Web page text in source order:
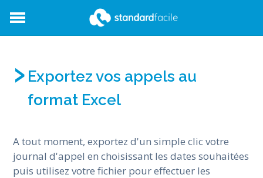
Exportez vos appels au
format Excel
A tout moment, exportez d'un simple clic votre
journal d'appel en choisissant les dates souhaitées
puis utilisez votre fichier pour effectuer les